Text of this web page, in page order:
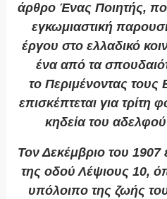
άρθρο Ένας Ποιητής,
εγκωμιαστική
έργου στο ελλαδικό
ένα από τα
τοΠεριμένοντας
επισκέπτεται για τρίτη
κηδεία του
Τον Δεκέμβριο του 1907
της οδού Λέψιους 10,
υπόλοιπο της ζωής